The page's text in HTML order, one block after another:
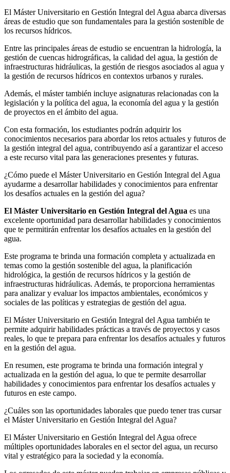
El Máster Universitario en Gestión Integral del Agua abarca diversas
áreas de estudio que son fundamentales para la gestión sostenible de
los recursos hídricos.
Entre las principales áreas de estudio se encuentran la hidrología, la
gestión de cuencas hidrográficas, la calidad del agua, la gestión de
infraestructuras hidráulicas, la gestión de riesgos asociados al agua y
la gestión de recursos hídricos en contextos urbanos y rurales.
Además, el máster también incluye asignaturas relacionadas con la
legislación y la política del agua, la economía del agua y la gestión
de proyectos en el ámbito del agua.
Con esta formación, los estudiantes podrán adquirir los
conocimientos necesarios para abordar los retos actuales y futuros de
la gestión integral del agua, contribuyendo así a garantizar el acceso
a este recurso vital para las generaciones presentes y futuras.
¿Cómo puede el Máster Universitario en Gestión Integral del Agua
ayudarme a desarrollar habilidades y conocimientos para enfrentar
los desafíos actuales en la gestión del agua?
El Máster Universitario en Gestión Integral del Agua es una
excelente oportunidad para desarrollar habilidades y conocimientos
que te permitirán enfrentar los desafíos actuales en la gestión del
agua.
Este programa te brinda una formación completa y actualizada en
temas como la gestión sostenible del agua, la planificación
hidrológica, la gestión de recursos hídricos y la gestión de
infraestructuras hidráulicas. Además, te proporciona herramientas
para analizar y evaluar los impactos ambientales, económicos y
sociales de las políticas y estrategias de gestión del agua.
El Máster Universitario en Gestión Integral del Agua también te
permite adquirir habilidades prácticas a través de proyectos y casos
reales, lo que te prepara para enfrentar los desafíos actuales y futuros
en la gestión del agua.
En resumen, este programa te brinda una formación integral y
actualizada en la gestión del agua, lo que te permite desarrollar
habilidades y conocimientos para enfrentar los desafíos actuales y
futuros en este campo.
¿Cuáles son las oportunidades laborales que puedo tener tras cursar
el Máster Universitario en Gestión Integral del Agua?
El Máster Universitario en Gestión Integral del Agua ofrece
múltiples oportunidades laborales en el sector del agua, un recurso
vital y estratégico para la sociedad y la economía.